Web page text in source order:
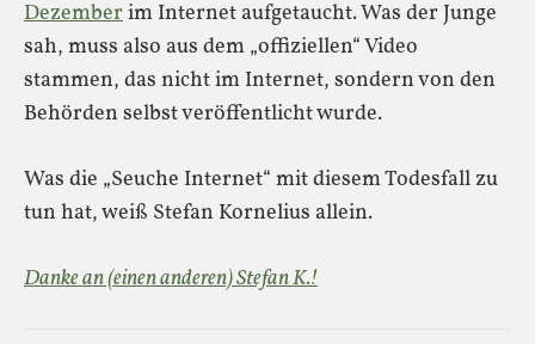
Dezemberim Internet aufgetaucht. Was der Junge
sah, muss also aus dem „offiziellen“ Video
stammen, das nicht im Internet, sondern von den
Behörden selbst veröffentlicht wurde.
Was die „Seuche Internet“ mit diesem Todesfall zu
tun hat, weiß Stefan Kornelius allein.
Danke an (einen anderen) Stefan K.!